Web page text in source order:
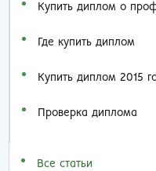
Купить диплом о
Где купить диплом
Купить диплом 2015
Проверка диплома
Все статьи